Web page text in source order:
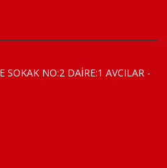
SOKAK NO:2 DAİRE:1 AVCILAR -